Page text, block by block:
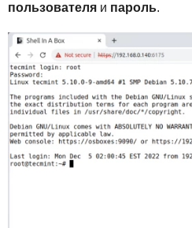
пользователя и пароль.